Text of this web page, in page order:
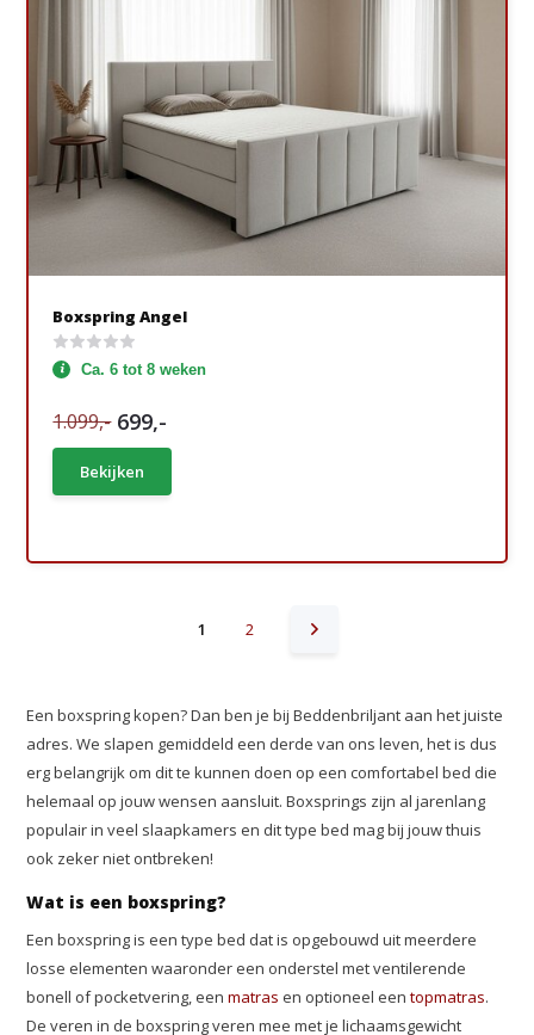
Boxspring Angel
Ca. 6 tot 8 weken
1.099,- 699,-
Bekijken
1 2
Een boxspring kopen? Dan ben je bij Beddenbriljant aan het juiste
adres. We slapen gemiddeld een derde van ons leven, het is dus
erg belangrijk om dit te kunnen doen op een comfortabel bed die
helemaal op jouw wensen aansluit. Boxsprings zijn al jarenlang
populair in veel slaapkamers en dit type bed mag bij jouw thuis
ook zeker niet ontbreken!
Wat is een boxspring?
Een boxspring is een type bed dat is opgebouwd uit meerdere
losse elementen waaronder een onderstel met ventilerende
bonell of pocketvering, eenmatras en optioneel eentopmatras.
De veren in de boxspring veren mee met je lichaamsgewicht